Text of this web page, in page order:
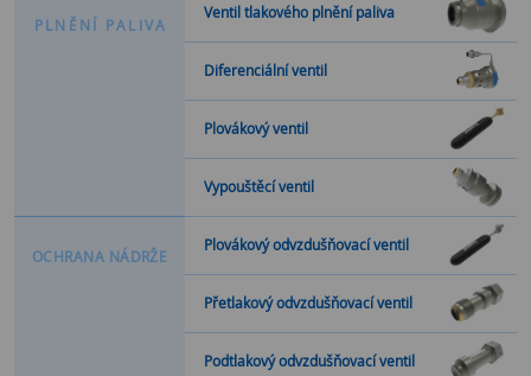
P LN Ě N Í PAL IVA
Ventil tlakového plnění paliva
Diferenciální ventil
Plovákový ventil
Vypouštěcí ventil
OCHRANA NÁDRŽE
Plovákový odvzdušňovací ventil
Přetlakový odvzdušňovací ventil
Podtlakový odvzdušňovací ventil